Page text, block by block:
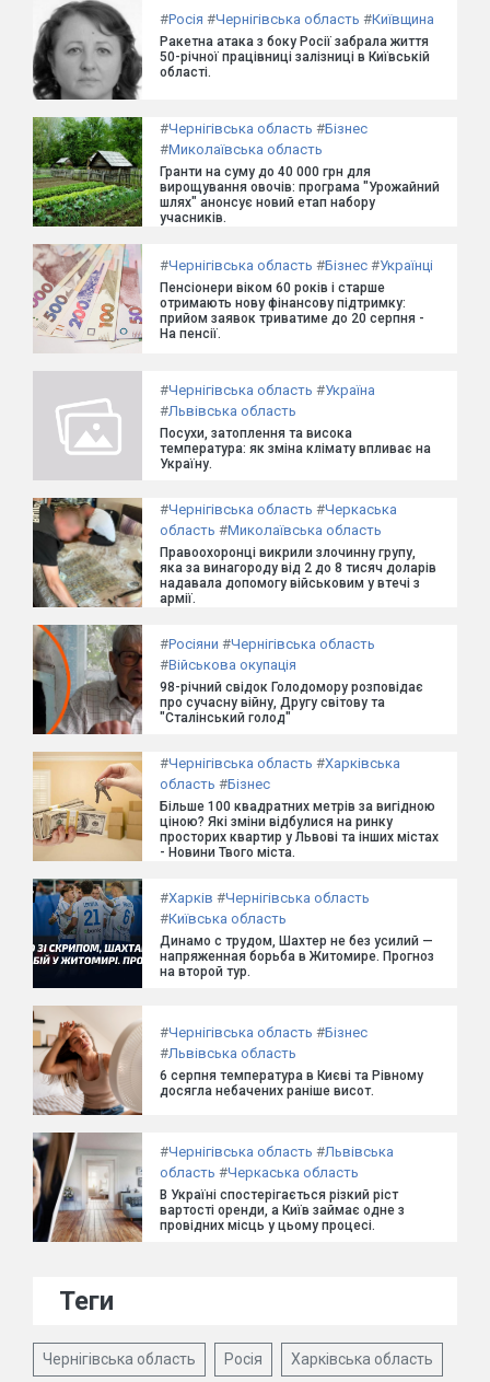
#Росія #Чернігівська область #Київщина
Ракетна атака з боку Росії забрала життя
50-річної працівниці залізниці в Київській
області.
#Чернігівська область #Бізнес
#Миколаївська область
Гранти на суму до 40 000 грн для
вирощування овочів: програма "Урожайний
шлях" анонсує новий етап набору
учасників.
#Чернігівська область #Бізнес #Українці
Пенсіонери віком 60 років і старше
отримають нову фінансову підтримку:
прийом заявок триватиме до 20 серпня -
На пенсії.
#Чернігівська область #Україна
#Львівська область
Посухи, затоплення та висока
температура: як зміна клімату впливає на
Україну.
#Чернігівська область #Черкаська
область #Миколаївська область
Правоохоронці викрили злочинну групу,
яка за винагороду від 2 до 8 тисяч доларів
надавала допомогу військовим у втечі з
армії.
#Росіяни #Чернігівська область
#Військова окупація
98-річний свідок Голодомору розповідає
про сучасну війну, Другу світову та
"Сталінський голод"
#Чернігівська область #Харківська
область #Бізнес
Більше 100 квадратних метрів за вигідною
ціною? Які зміни відбулися на ринку
просторих квартир у Львові та інших містах
- Новини Твого міста.
#Харків #Чернігівська область
#Київська область
Динамо с трудом, Шахтер не без усилий —
напряженная борьба в Житомире. Прогноз
на второй тур.
#Чернігівська область #Бізнес
#Львівська область
6 серпня температура в Києві та Рівному
досягла небачених раніше висот.
#Чернігівська область #Львівська
область #Черкаська область
В Україні спостерігається різкий ріст
вартості оренди, а Київ займає одне з
провідних місць у цьому процесі.
Теги
Чернігівська область Росія Харківська область